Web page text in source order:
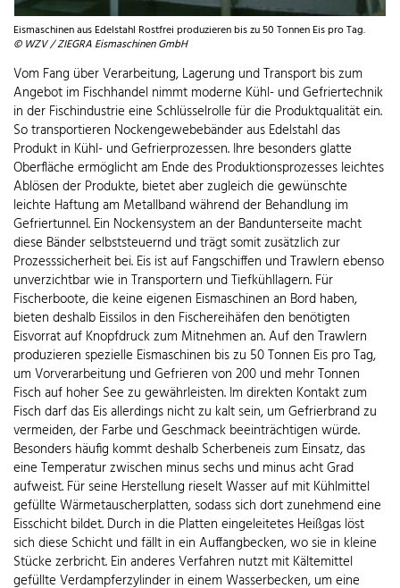
Eismaschinen aus Edelstahl Rostfrei produzieren bis zu 50 Tonnen Eis pro Tag.
© WZV / ZIEGRA Eismaschinen GmbH
Vom Fang über Verarbeitung, Lagerung und Transport bis zum
Angebot im Fischhandel nimmt moderne Kühl- und Gefriertechnik
in der Fischindustrie eine Schlüsselrolle für die Produktqualität ein.
So transportieren Nockengewebebänder aus Edelstahl das
Produkt in Kühl- und Gefrierprozessen. Ihre besonders glatte
Oberfläche ermöglicht am Ende des Produktionsprozesses leichtes
Ablösen der Produkte, bietet aber zugleich die gewünschte
leichte Haftung am Metallband während der Behandlung im
Gefriertunnel. Ein Nockensystem an der Bandunterseite macht
diese Bänder selbststeuernd und trägt somit zusätzlich zur
Prozesssicherheit bei. Eis ist auf Fangschiffen und Trawlern ebenso
unverzichtbar wie in Transportern und Tiefkühllagern. Für
Fischerboote, die keine eigenen Eismaschinen an Bord haben,
bieten deshalb Eissilos in den Fischereihäfen den benötigten
Eisvorrat auf Knopfdruck zum Mitnehmen an. Auf den Trawlern
produzieren spezielle Eismaschinen bis zu 50 Tonnen Eis pro Tag,
um Vorverarbeitung und Gefrieren von 200 und mehr Tonnen
Fisch auf hoher See zu gewährleisten. Im direkten Kontakt zum
Fisch darf das Eis allerdings nicht zu kalt sein, um Gefrierbrand zu
vermeiden, der Farbe und Geschmack beeinträchtigen würde.
Besonders häufig kommt deshalb Scherbeneis zum Einsatz, das
eine Temperatur zwischen minus sechs und minus acht Grad
aufweist. Für seine Herstellung rieselt Wasser auf mit Kühlmittel
gefüllte Wärmetauscherplatten, sodass sich dort zunehmend eine
Eisschicht bildet. Durch in die Platten eingeleitetes Heißgas löst
sich diese Schicht und fällt in ein Auffangbecken, wo sie in kleine
Stücke zerbricht. Ein anderes Verfahren nutzt mit Kältemittel
gefüllte Verdampferzylinder in einem Wasserbecken, um eine